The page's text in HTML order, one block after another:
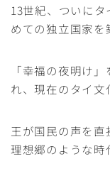
13世紀、ついに
めての独立国家を
「幸福の夜明け
れ、現在のタイ文
王が国民の声を直
理想郷のような時